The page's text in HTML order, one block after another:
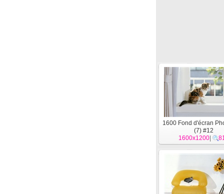
1600 Fond d'écran
(7) #12
1600x1200